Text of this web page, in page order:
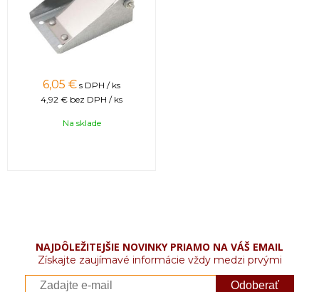
6,05 € s DPH / ks
4,92 € bez DPH / ks
Na sklade
NAJDÔLEŽITEJŠIE NOVINKY PRIAMO NA VÁŠ EMAIL
Získajte zaujímavé informácie vždy medzi prvými
Odoberať